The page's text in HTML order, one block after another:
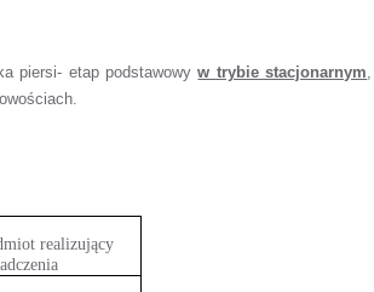
piersi- etap podstawowyw trybie stacjonarnym
realizujący